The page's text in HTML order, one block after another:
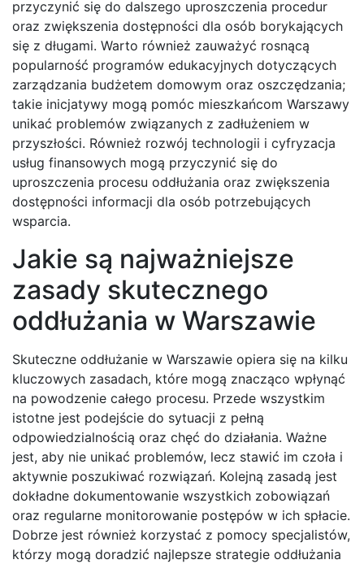
przyczynić się do dalszego uproszczenia procedur
oraz zwiększenia dostępności dla osób borykających
się z długami. Warto również zauważyć rosnącą
popularność programów edukacyjnych dotyczących
zarządzania budżetem domowym oraz oszczędzania;
takie inicjatywy mogą pomóc mieszkańcom Warszawy
unikać problemów związanych z zadłużeniem w
przyszłości. Również rozwój technologii i cyfryzacja
usług finansowych mogą przyczynić się do
uproszczenia procesu oddłużania oraz zwiększenia
dostępności informacji dla osób potrzebujących
wsparcia.
Jakie są najważniejsze
zasady skutecznego
oddłużania w Warszawie
Skuteczne oddłużanie w Warszawie opiera się na kilku
kluczowych zasadach, które mogą znacząco wpłynąć
na powodzenie całego procesu. Przede wszystkim
istotne jest podejście do sytuacji z pełną
odpowiedzialnością oraz chęć do działania. Ważne
jest, aby nie unikać problemów, lecz stawić im czoła i
aktywnie poszukiwać rozwiązań. Kolejną zasadą jest
dokładne dokumentowanie wszystkich zobowiązań
oraz regularne monitorowanie postępów w ich spłacie.
Dobrze jest również korzystać z pomocy specjalistów,
którzy mogą doradzić najlepsze strategie oddłużania